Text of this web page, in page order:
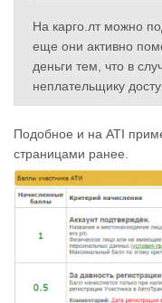
На карго.лт можно
еще они активно
деньги тем, что в
неплательщику
Подобное и на ATI
страницами ранее.